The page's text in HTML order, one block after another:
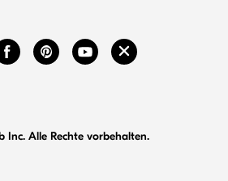
Inc. Alle Rechte vorbehalten.